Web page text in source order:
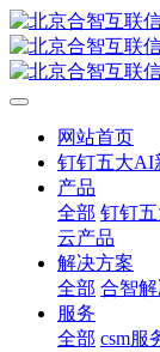
网站首页
钉钉五大AI
产品
全部 钉钉
云产品
解决方案
全部 合智
服务
全部 csm服